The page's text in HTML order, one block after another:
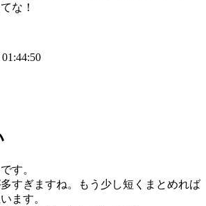
な！
す。
すぎますね。もう少し短くまとめれば
ます。